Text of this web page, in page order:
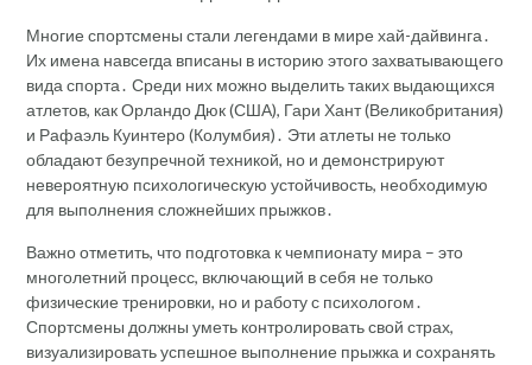
Многие спортсмены стали легендами в мире хай-дайвинга․
Их имена навсегда вписаны в историю этого захватывающего
вида спорта․ Среди них можно выделить таких выдающихся
атлетов, как Орландо Дюк (США), Гари Хант (Великобритания)
и Рафаэль Куинтеро (Колумбия)․ Эти атлеты не только
обладают безупречной техникой, но и демонстрируют
невероятную психологическую устойчивость, необходимую
для выполнения сложнейших прыжков․
Важно отметить, что подготовка к чемпионату мира – это
многолетний процесс, включающий в себя не только
физические тренировки, но и работу с психологом․
Спортсмены должны уметь контролировать свой страх,
визуализировать успешное выполнение прыжка и сохранять